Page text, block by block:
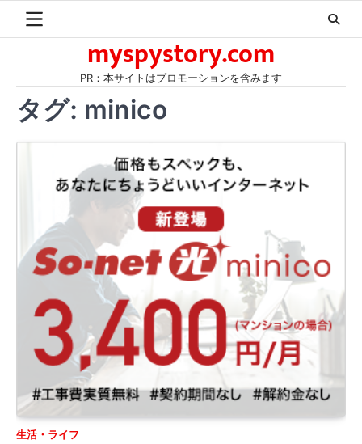
myspystory.com
PR：本サイトはプロモーションを含みます
タグ: minico
生活・ライフ